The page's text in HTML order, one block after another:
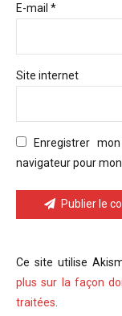
E-mail *
Site internet
Enregistrer
navigateur pour
Publier le
Ce site utilise
plus sur la façon
traitées